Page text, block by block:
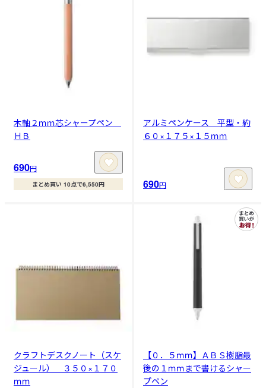
木軸２ｍｍ芯シャープペン
ＨＢ
690円
まとめ買い 10点で6,550円
アルミペンケース 平型・約
６０×１７５×１５ｍｍ
690円
クラフトデスクノート（スケ
ジュール） ３５０×１７０
ｍｍ
【０．５ｍｍ】ＡＢＳ樹脂最
後の１ｍｍまで書けるシャー
プペン